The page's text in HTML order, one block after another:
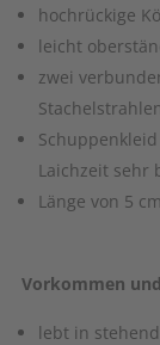
hochrückige
leicht
zwei
Laichzeit sehr
Länge von 5
Vorkommen
lebt in